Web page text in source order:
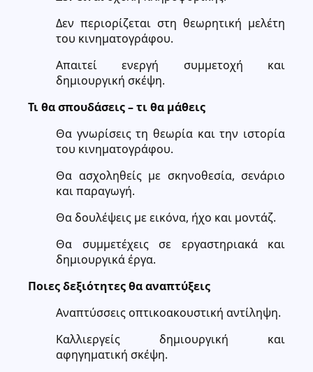
Δεν περιορίζεται στη θεωρητική μελέτη
του κινηματογράφου.
Απαιτεί ενεργή συμμετοχή και
δημιουργική σκέψη.
Τι θα σπουδάσεις – τι θα μάθεις
Θα γνωρίσεις τη θεωρία και την ιστορία
του κινηματογράφου.
Θα ασχοληθείς με σκηνοθεσία, σενάριο
και παραγωγή.
Θα δουλέψεις με εικόνα, ήχο και μοντάζ.
Θα συμμετέχεις σε εργαστηριακά και
δημιουργικά έργα.
Ποιες δεξιότητες θα αναπτύξεις
Αναπτύσσεις οπτικοακουστική αντίληψη.
Καλλιεργείς δημιουργική και
αφηγηματική σκέψη.